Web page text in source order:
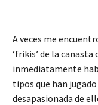
A veces me
‘frikis’ de la
inmediatamente
tipos que han
desapasionada de